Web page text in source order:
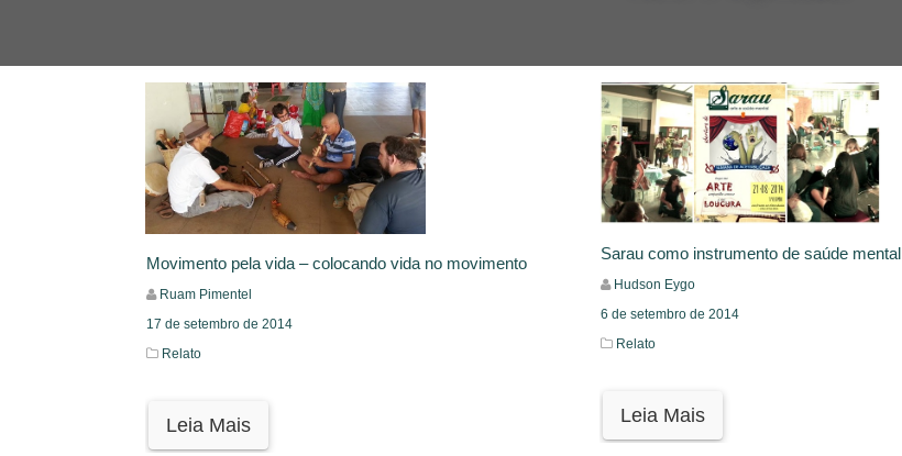
Movimento pela vida – colocando vida no movimento
Ruam Pimentel
17 de setembro de 2014
Relato
Leia Mais
Sarau como instrumento de saúde mental
Hudson Eygo
6 de setembro de 2014
Relato
Leia Mais